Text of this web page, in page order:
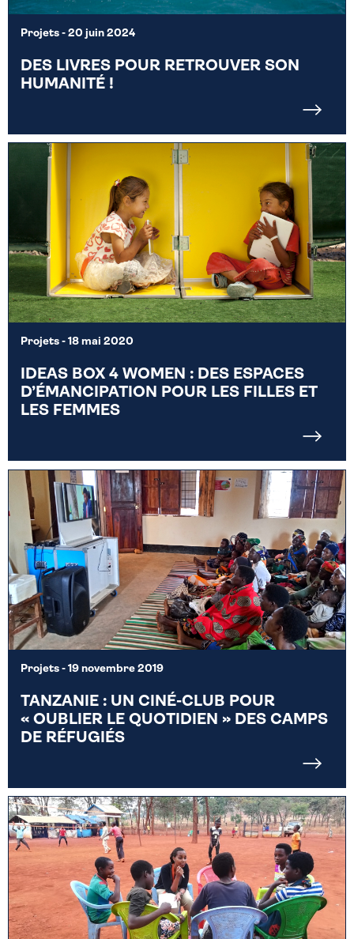
Projets - 20 juin 2024
DES LIVRES POUR RETROUVER SON
HUMANITÉ !
Projets - 18 mai 2020
IDEAS BOX 4 WOMEN : DES ESPACES
D’ÉMANCIPATION POUR LES FILLES ET
LES FEMMES
Projets - 19 novembre 2019
TANZANIE : UN CINÉ-CLUB POUR
« OUBLIER LE QUOTIDIEN » DES CAMPS
DE RÉFUGIÉS